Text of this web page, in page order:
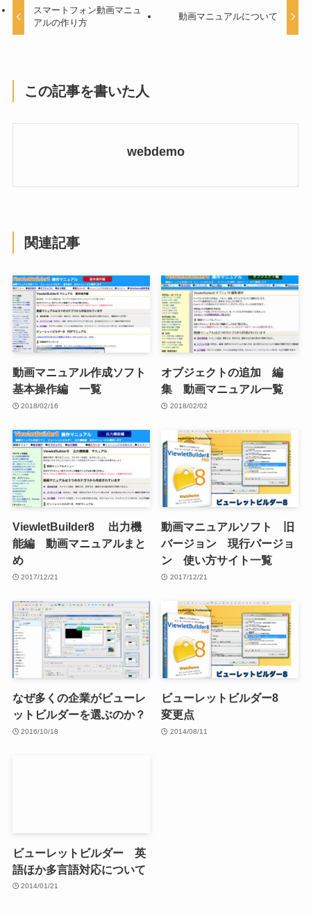
スマートフォン動画マニュ
アルの作り方
動画マニュアルについて
この記事を書いた人
webdemo
関連記事
動画マニュアル作成ソフト
基本操作編 一覧
2018/02/16
オブジェクトの追加 編
集 動画マニュアル一覧
2018/02/02
ViewletBuilder8 出力機
能編 動画マニュアルまと
め
2017/12/21
動画マニュアルソフト 旧
バージョン 現行バージョ
ン 使い方サイト一覧
2017/12/21
なぜ多くの企業がビューレ
ットビルダーを選ぶのか？
2016/10/18
ビューレットビルダー8
変更点
2014/08/11
ビューレットビルダー 英
語ほか多言語対応について
2014/01/21